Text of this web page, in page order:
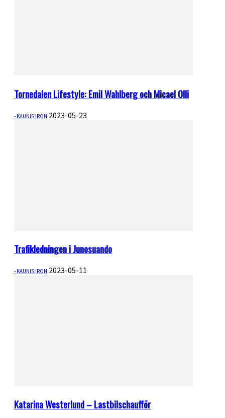
Tornedalen Lifestyle: Emil Wahlberg och Micael Olli
- KAUNIS IRON 2023-05-23
Trafikledningen i Junosuando
- KAUNIS IRON 2023-05-11
Katarina Westerlund – Lastbilschaufför